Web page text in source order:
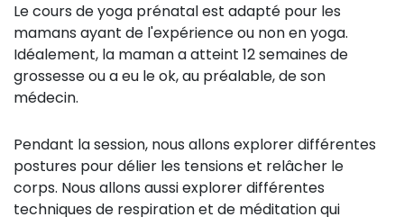
Le cours de yoga prénatal est adapté pour les
mamans ayant de l'expérience ou non en yoga.
Idéalement, la maman a atteint 12 semaines de
grossesse ou a eu le ok, au préalable, de son
médecin.
Pendant la session, nous allons explorer différentes
postures pour délier les tensions et relâcher le
corps. Nous allons aussi explorer différentes
techniques de respiration et de méditation qui